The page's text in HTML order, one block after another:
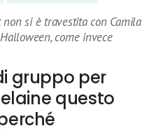
si è travestita con Camila
come invece
gruppo per
questo